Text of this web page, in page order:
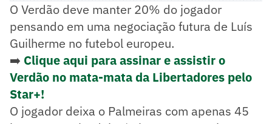
O Verdão deve manter 20% do jogador
pensando em uma negociação futura de Luís
Guilherme no futebol europeu.
➡️ Clique aqui para assinar e assistir o
Verdão no mata-mata da Libertadores pelo
Star+!
O jogador deixa o Palmeiras com apenas 45